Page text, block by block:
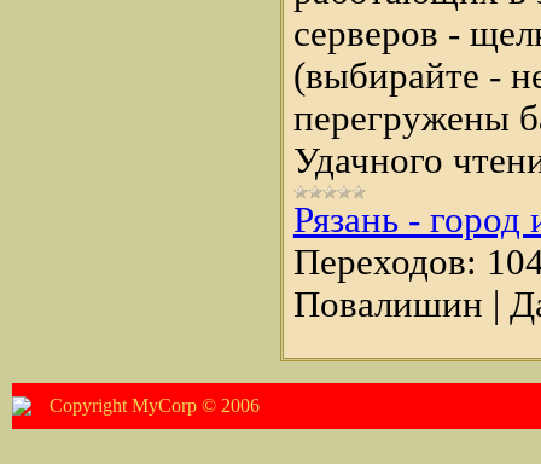
серверов -
(выбирайте -
перегружены
Удачного
Рязань - город
Переходов:
Повалишин
Copyright MyCorp © 2006